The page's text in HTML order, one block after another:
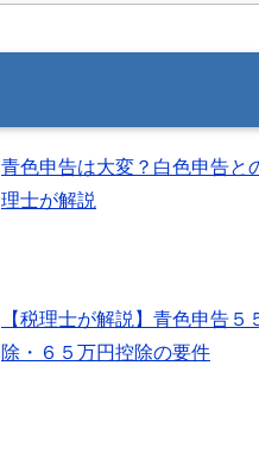
青色申告は大変？白色申告と
理士が解説
【税理士が解説】青色申告５
除・６５万円控除の要件